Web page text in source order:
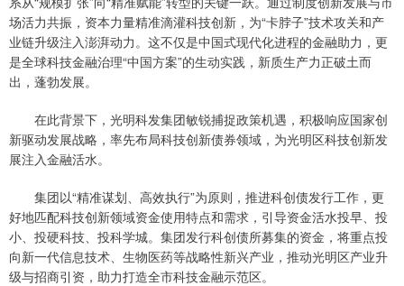
场活力共振，资本力量精准滴灌科技创新，为“卡脖子”技术攻关和产
业链升级注入澎湃动力。这不仅是中国式现代化进程的金融助力，更
是全球科技金融治理“中国方案”的生动实践，新质生产力正破土而
出，蓬勃发展。
在此背景下，光明科发集团敏锐捕捉政策机遇，积极响应国家创
新驱动发展战略，率先布局科技创新债券领域，为光明区科技创新发
展注入金融活水。
集团以“精准谋划、高效执行”为原则，推进科创债发行工作，更
好地匹配科技创新领域资金使用特点和需求，引导资金活水投早、投
小、投硬科技、投科学城。集团发行科创债所募集的资金，将重点投
向新一代信息技术、生物医药等战略性新兴产业，推动光明区产业升
级与招商引资，助力打造全市科技金融示范区。